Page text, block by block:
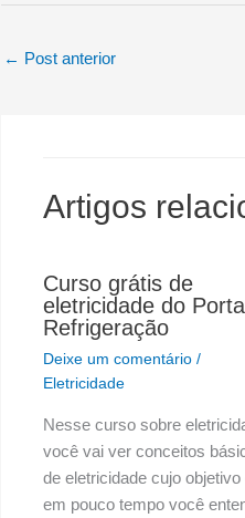
← Post anterior
Artigos
Curso grátis de
eletricidade do
Refrigeração
Deixe um comentário /
Eletricidade
Nesse curso sobre
você vai ver conceitos
de eletricidade cujo objetivo
em pouco tempo você